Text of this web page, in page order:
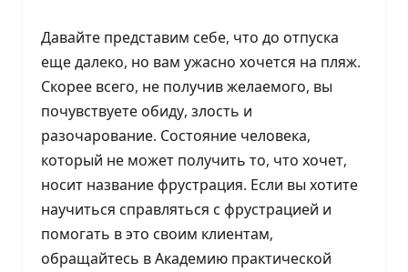
Давайте представим себе, что до отпуска
еще далеко, но вам ужасно хочется на пляж.
Скорее всего, не получив желаемого, вы
почувствуете обиду, злость и
разочарование. Состояние человека,
который не может получить то, что хочет,
носит название фрустрация. Если вы хотите
научиться справляться с фрустрацией и
помогать в это своим клиентам,
обращайтесь в Академию практической